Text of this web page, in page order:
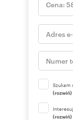
(rozwiń)
(rozwiń)